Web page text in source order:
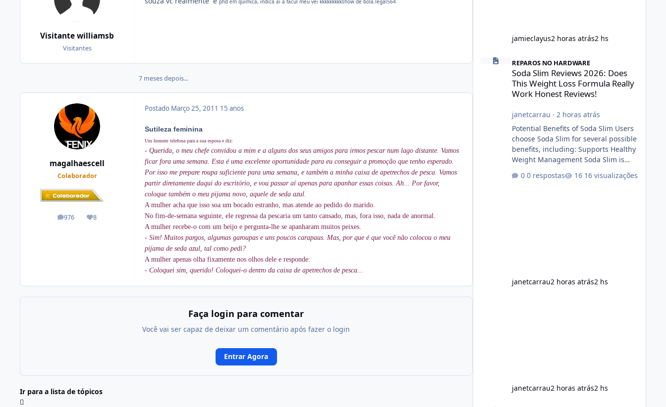
Visitante williamsb
Visitantes
phd em quimica, indica ai a facul meu vei kkkkkkkkkshow de bola.legal564
7 meses depois...
magalhaescell
Colaborador
976
posts 8
Reputação
Postado Março 25, 2011 15 anos
Sutileza feminina
Um homem telefona para a sua esposa e diz:
- Querida, o meu chefe convidou a mim e a alguns dos seus amigos para irmos pescar num lago distante. Vamos
ficar fora uma semana. Esta é uma excelente oportunidade para eu conseguir a promoção que tenho esperado.
Por isso me prepare roupa suficiente para uma semana, e também a minha caixa de apetrechos de pesca. Vamos
partir diretamente daqui do escritório, e vou passar aí apenas para apanhar essas coisas. Ah... Por favor,
coloque também o meu pijama novo, aquele de seda azul.
A mulher acha que isso soa um bocado estranho, mas atende ao pedido do marido.
No fim-de-semana seguinte, ele regressa da pescaria um tanto cansado, mas, fora isso, nada de anormal.
A mulher recebe-o com um beijo e pergunta-lhe se apanharam muitos peixes.
- Sim! Muitos pargos, algumas garoupas e uns poucos carapaus. Mas, por que é que você não colocou o meu
pijama de seda azul, tal como pedi?
A mulher apenas olha fixamente nos olhos dele e responde:
- Coloquei sim, querido! Coloquei-o dentro da caixa de apetrechos de pesca...
Faça login para comentar
Você vai ser capaz de deixar um comentário após fazer o login
Entrar Agora
Ir para a lista de tópicos
jamieclayus2 horas atrás2 hs
Soda Slim Reviews 2026: Does This Weight Loss Formula
REPAROS NO HARDWARE
Soda Slim Reviews 2026: Does
This Weight Loss Formula Really
Work Honest Reviews!
janetcarrau · 2 horas atrás
Potential Benefits of Soda Slim Users
choose Soda Slim for several possible
benefits, including: Supports Healthy
Weight Management Soda Slim is
eating and regular exercise rather
0 respostas 16 visualizações
janetcarrau2 horas atrás2 hs
janetcarrau2 horas atrás2 hs